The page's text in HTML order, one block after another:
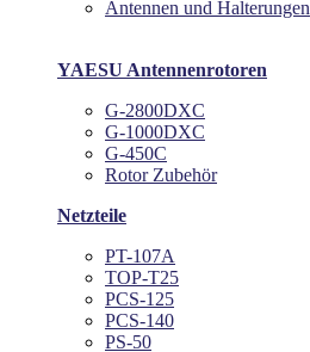
Antennen und Halterungen
YAESU Antennenrotoren
G-2800DXC
G-1000DXC
G-450C
Rotor Zubehör
Netzteile
PT-107A
TOP-T25
PCS-125
PCS-140
PS-50